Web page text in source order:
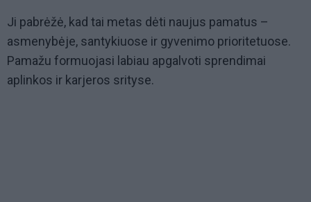
Ji pabrėžė, kad tai metas dėti naujus pamatus –
asmenybėje, santykiuose ir gyvenimo prioritetuose.
Pamažu formuojasi labiau apgalvoti sprendimai
aplinkos ir karjeros srityse.